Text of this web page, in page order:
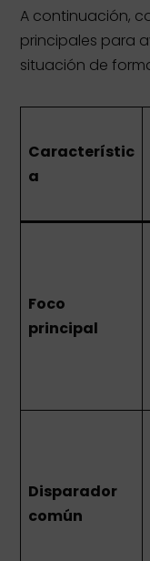
A continuación,
principales para
situación de
Característic
a
Foco
principal
Disparador
común